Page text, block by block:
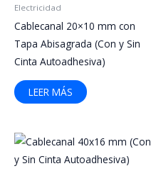
Electricidad
Cablecanal 20×10 mm con
Tapa Abisagrada (Con y Sin
Cinta Autoadhesiva)
LEER MÁS